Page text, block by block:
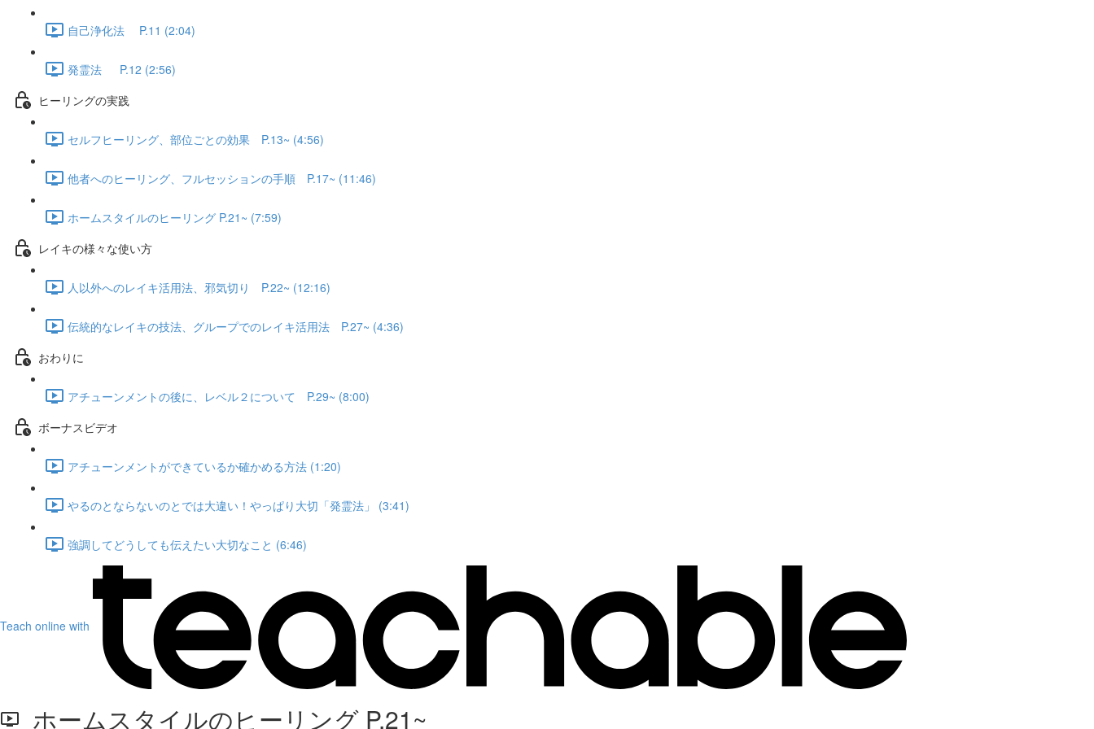
自己浄化法 P.11 (2:04)
発霊法 P.12 (2:56)
ヒーリングの実践
セルフヒーリング、部位ごとの効果 P.13~ (4:56)
他者へのヒーリング、フルセッションの手順 P.17~ (11:46)
ホームスタイルのヒーリング P.21~ (7:59)
レイキの様々な使い方
人以外へのレイキ活用法、邪気切り P.22~ (12:16)
伝統的なレイキの技法、グループでのレイキ活用法 P.27~ (4:36)
おわりに
アチューンメントの後に、レベル２について P.29~ (8:00)
ボーナスビデオ
アチューンメントができているか確かめる方法 (1:20)
やるのとならないのとでは大違い！やっぱり大切「発霊法」 (3:41)
強調してどうしても伝えたい大切なこと (6:46)
Teach online with
ホームスタイルのヒーリング P.21~